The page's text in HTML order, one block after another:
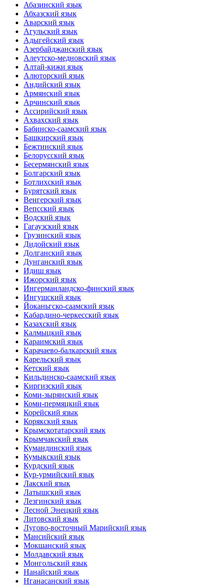
Абазинский язык
Абхазский язык
Аварский язык
Агульский язык
Адыгейский язык
Азербайджанский язык
Алеутско-медновский язык
Алтай-кижи язык
Алюторский язык
Андийский язык
Армянский язык
Арчинский язык
Ассирийский язык
Ахвахский язык
Бабинско-саамский язык
Башкирский язык
Бежтинский язык
Белорусский язык
Бесермянский язык
Болгарский язык
Ботлихский язык
Бурятский язык
Венгерский язык
Вепсский язык
Водский язык
Гагаузский язык
Грузинский язык
Дидойский язык
Долганский язык
Дунганский язык
Идиш язык
Ижорский язык
Ингерманландско-финский язык
Ингушский язык
Йоканьгско-саамский язык
Кабардино-черкесский язык
Казахский язык
Калмыцкий язык
Караимский язык
Карачаево-балкарский язык
Карельский язык
Кетский язык
Кильдинско-саамский язык
Киргизский язык
Коми-зырянский язык
Коми-пермяцкий язык
Корейский язык
Корякский язык
Крымскотатарский язык
Крымчакский язык
Кумандинский язык
Кумыкский язык
Курдский язык
Кур-урмийский язык
Лакский язык
Латышский язык
Лезгинский язык
Лесной Энецкий язык
Литовский язык
Лугово-восточный Марийский язык
Мансийский язык
Мокшанский язык
Молдавский язык
Монгольский язык
Нанайский язык
Нганасанский язык